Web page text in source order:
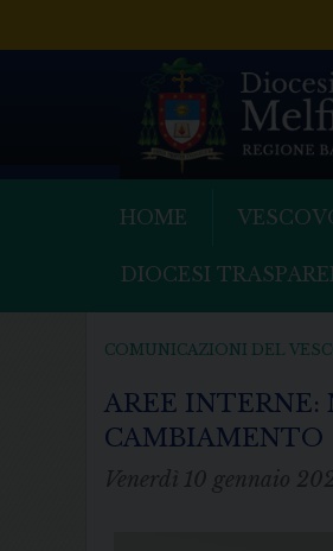
HOME
DIOCESI
COMUNICAZIONI DEL
AREE INTERNE:
CAMBIAMENTO
Venerdì 10 gennaio